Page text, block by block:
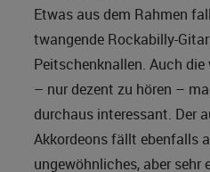
Etwas aus dem Rahmen
twangende Rockabilly-
Peitschenknallen. Auch
– nur dezent zu hören –
durchaus interessant. Der
Akkordeons fällt ebenfalls
ungewöhnliches, aber sehr